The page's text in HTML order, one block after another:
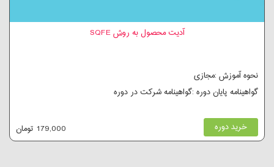
آدیت محصول به روش SQFE
نحوه آموزش :مجازی
گواهینامه پایان دوره :گواهینامه شرکت در دوره
خرید دوره 179,000 تومان